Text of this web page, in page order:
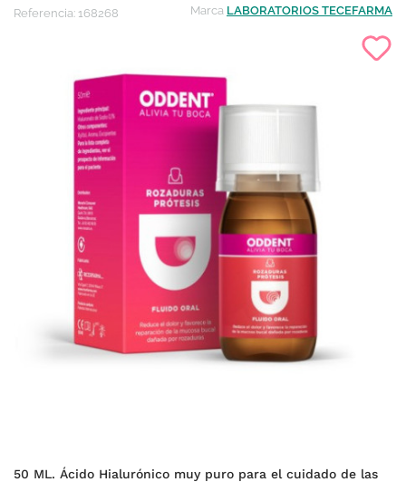
Referencia: 168268 Marca LABORATORIOS TECEFARMA
50 ML. Ácido Hialurónico muy puro para el cuidado de las